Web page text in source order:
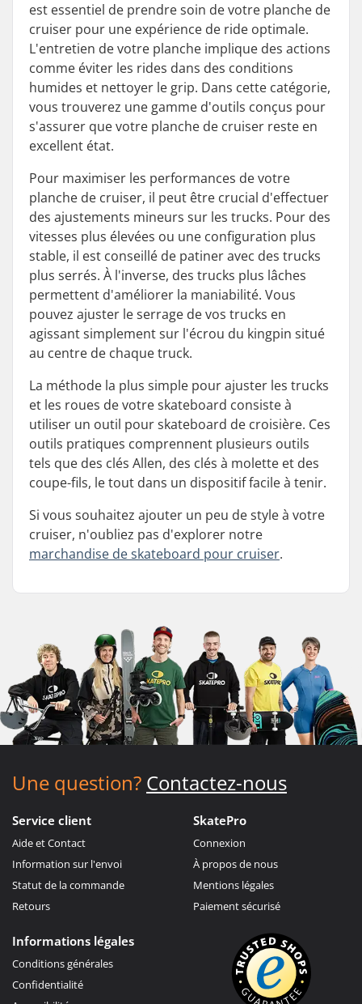
est essentiel de prendre soin de votre planche de
cruiser pour une expérience de ride optimale.
L'entretien de votre planche implique des actions
comme éviter les rides dans des conditions
humides et nettoyer le grip. Dans cette catégorie,
vous trouverez une gamme d'outils conçus pour
s'assurer que votre planche de cruiser reste en
excellent état.
Pour maximiser les performances de votre
planche de cruiser, il peut être crucial d'effectuer
des ajustements mineurs sur les trucks. Pour des
vitesses plus élevées ou une configuration plus
stable, il est conseillé de patiner avec des trucks
plus serrés. À l'inverse, des trucks plus lâches
permettent d'améliorer la maniabilité. Vous
pouvez ajuster le serrage de vos trucks en
agissant simplement sur l'écrou du kingpin situé
au centre de chaque truck.
La méthode la plus simple pour ajuster les trucks
et les roues de votre skateboard consiste à
utiliser un outil pour skateboard de croisière. Ces
outils pratiques comprennent plusieurs outils
tels que des clés Allen, des clés à molette et des
coupe-fils, le tout dans un dispositif facile à tenir.
Si vous souhaitez ajouter un peu de style à votre
cruiser, n'oubliez pas d'explorer notre
marchandise de skateboard pour cruiser.
Une question? Contactez-nous
Service client
Aide et Contact
Information sur l'envoi
Statut de la commande
Retours
SkatePro
Connexion
À propos de nous
Mentions légales
Paiement sécurisé
Informations légales
Conditions générales
Confidentialité